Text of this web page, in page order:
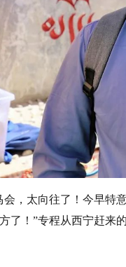
太向往了！今早特
了！”专程从西宁赶来